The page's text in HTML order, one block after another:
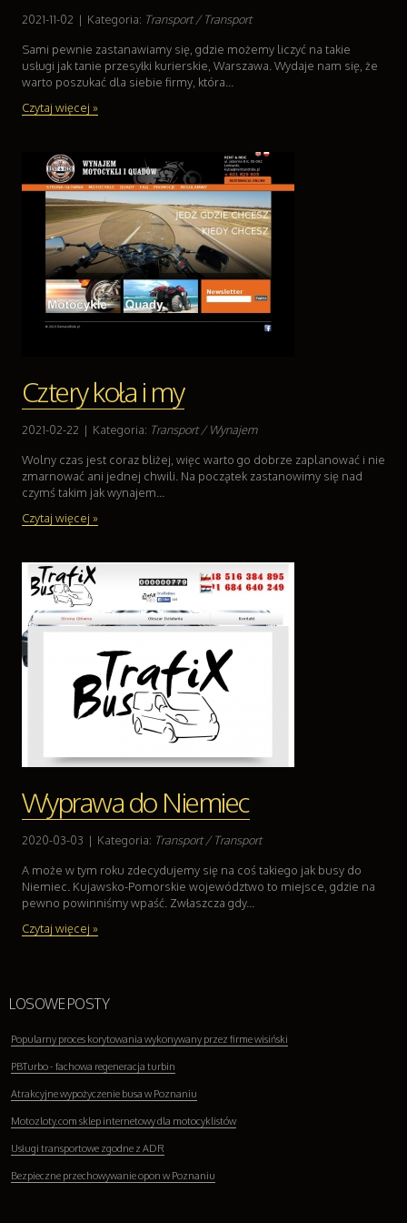
Serwis
Inne Usługi
Wczasy
Wypoczynek
Uroda
Dietetyka, Odchudzanie
Kosmetyki
Leczenie
Salony Kosmetyczne
Sprzęt Medyczny
Oprogramowanie
2021-11-02 | Kategoria: Transport / Transport
Sami pewnie zastanawiamy się, gdzie możemy liczyć na takie
usługi jak tanie przesyłki kurierskie, Warszawa. Wydaje nam się, że
warto poszukać dla siebie firmy, która...
Czytaj więcej »
Cztery koła i my
2021-02-22 | Kategoria: Transport / Wynajem
Wolny czas jest coraz bliżej, więc warto go dobrze zaplanować i nie
zmarnować ani jednej chwili. Na początek zastanowimy się nad
czymś takim jak wynajem...
Czytaj więcej »
Wyprawa do Niemiec
2020-03-03 | Kategoria: Transport / Transport
A może w tym roku zdecydujemy się na coś takiego jak busy do
Niemiec. Kujawsko-Pomorskie województwo to miejsce, gdzie na
pewno powinniśmy wpaść. Zwłaszcza gdy...
Czytaj więcej »
LOSOWE POSTY
Popularny proces korytowania wykonywany przez firme wisiński
PBTurbo - fachowa regeneracja turbin
Atrakcyjne wypożyczenie busa w Poznaniu
Motozloty.com sklep internetowy dla motocyklistów
Usługi transportowe zgodne z ADR
Bezpieczne przechowywanie opon w Poznaniu